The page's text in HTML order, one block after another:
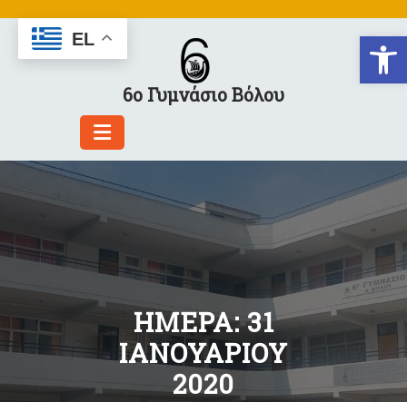
content
6ο Γυμνάσιο Βόλου
ΗΜΈΡΑ:31
ΙΑΝΟΥΑΡΊΟΥ
2020
EL